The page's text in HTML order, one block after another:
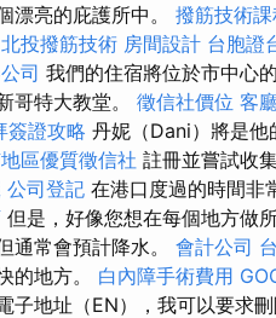
漂亮的庇護所中。 撥筋技術課
北投撥筋技術 房間設計 台胞證
司 我們的住宿將位於市中心
哥特大教堂。 徵信社價位 客
簽證攻略 丹妮（Dani）將是他
區優質徵信社 註冊並嘗試收
公司登記 在港口度過的時間非
但是，好像您想在每個地方做
通常會預計降水。 會計公司
的地方。 白內障手術費用
子地址（EN），我可以要求